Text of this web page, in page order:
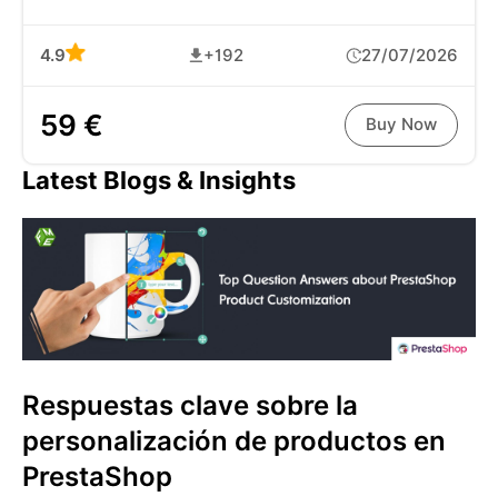
4.9 +192 27/07/2026
59 € Buy Now
Latest Blogs & Insights
Respuestas clave sobre la
personalización de productos en
PrestaShop